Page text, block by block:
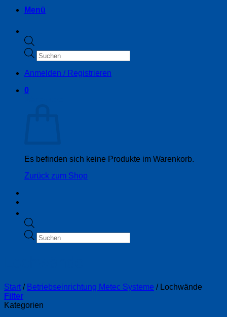
Products
search
Anmelden / Registrieren
0
Es befinden sich keine Produkte im Warenkorb.
Zurück zum Shop
Menü
Products
search
Start / Betriebseinrichtung Metec Systeme /Lochwände
Filter
Kategorien